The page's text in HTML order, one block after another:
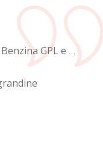
Assistenza Veicoli Diesel Benzina GPL e Metano